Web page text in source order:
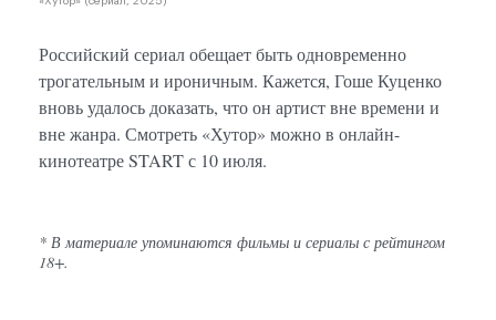
Российский сериал обещает быть одновременно
трогательным и ироничным. Кажется, Гоше Куценко
вновь удалось доказать, что он артист вне времени и
вне жанра. Смотреть «Хутор» можно в онлайн-
кинотеатре START с 10 июля.
* В материале упоминаются фильмы и сериалы с рейтингом
18+.